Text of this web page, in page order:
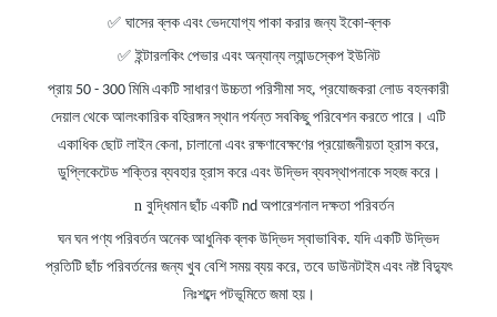
✅ ঘাসের ব্লক এবং ভেদযোগ্য পাকা করার জন্য ইকো-ব্লক
✅ ইন্টারলকিং পেভার এবং অন্যান্য ল্যান্ডস্কেপ ইউনিট
প্রায় 50 - 300 মিমি একটি সাধারণ উচ্চতা পরিসীমা সহ, প্রযোজকরা লোড বহনকারী
দেয়াল থেকে আলংকারিক বহিরঙ্গন স্থান পর্যন্ত সবকিছু পরিবেশন করতে পারে। এটি
একাধিক ছোট লাইন কেনা, চালানো এবং রক্ষণাবেক্ষণের প্রয়োজনীয়তা হ্রাস করে,
ডুপ্লিকেটেড শক্তির ব্যবহার হ্রাস করে এবং উদ্ভিদ ব্যবস্থাপনাকে সহজ করে।
n বুদ্ধিমান ছাঁচ একটি nd অপারেশনাল দক্ষতা পরিবর্তন
ঘন ঘন পণ্য পরিবর্তন অনেক আধুনিক ব্লক উদ্ভিদ স্বাভাবিক. যদি একটি উদ্ভিদ
প্রতিটি ছাঁচ পরিবর্তনের জন্য খুব বেশি সময় ব্যয় করে, তবে ডাউনটাইম এবং নষ্ট বিদ্যুৎ
নিঃশব্দে পটভূমিতে জমা হয়।